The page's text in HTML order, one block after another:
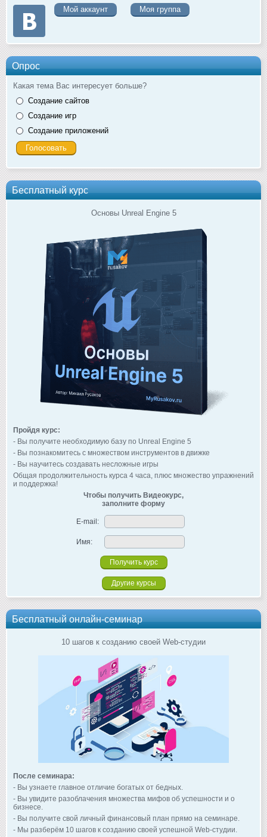
Мой аккаунт
Моя группа
Опрос
Какая тема Вас интересует больше?
Создание сайтов
Создание игр
Создание приложений
Бесплатный курс
Основы Unreal Engine 5
Пройдя курс:
- Вы получите необходимую базу по Unreal Engine 5
- Вы познакомитесь с множеством инструментов в движке
- Вы научитесь создавать несложные игры
Общая продолжительность курса 4 часа, плюс множество упражнений
и поддержка!
Чтобы получить Видеокурс,
заполните форму
E-mail:
Имя:
Другие курсы
Бесплатный онлайн-семинар
10 шагов к созданию своей Web-студии
После семинара:
- Вы узнаете главное отличие богатых от бедных.
- Вы увидите разоблачения множества мифов об успешности и о
бизнесе.
- Вы получите свой личный финансовый план прямо на семинаре.
- Мы разберём 10 шагов к созданию своей успешной Web-студии.